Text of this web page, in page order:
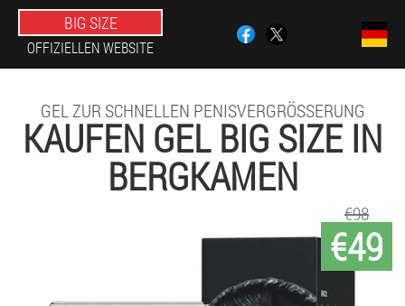
BIG SIZE
OFFIZIELLEN WEBSITE
GEL ZUR SCHNELLEN PENISVERGRÖSSERUNG
KAUFEN GEL BIG SIZE IN
BERGKAMEN
€49
€98